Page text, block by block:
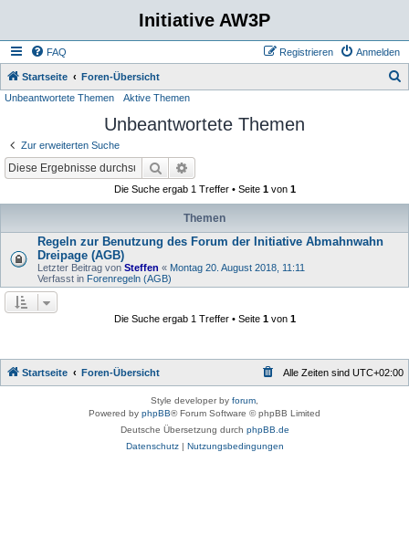
Initiative AW3P
FAQ Anmelden
Registrieren
Startseite Foren-Übersicht
Unbeantwortete Themen Aktive Themen
Unbeantwortete Themen
Zur erweiterten Suche
Suche
Die Suche ergab 1 Treffer • Seite 1von 1
Themen
Regeln zur Benutzung des Forum der Initiative Abmahnwahn
Dreipage (AGB)
Letzter Beitrag von Steffen « Montag 20. August 2018, 11:11
Verfasst in Forenregeln (AGB)
Die Suche ergab 1 Treffer • Seite 1von 1
Startseite Foren-Übersicht Alle Zeiten sind UTC+02:00
Style developer by forum
Powered by phpBB® Forum Software © phpBB Limited
Deutsche Übersetzung durch phpBB.de
Datenschutz| Nutzungsbedingungen